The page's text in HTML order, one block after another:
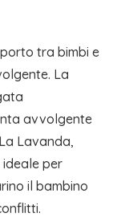
tra bimbi e
La
avvolgente
Lavanda,
ideale per
il bambino